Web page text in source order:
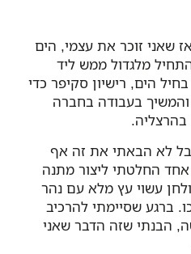
שאני זוכר את עצמי, הים
מלגדול ממש ליד
הים, רישיון סקיפר כדי
בעבודה בחברה
לא הבאתי את זה אף
אחד החלטתי ליצור מתנה
עשוי עץ מלא עם נהר
ברגע שסיימתי להרכיב
הבנתי שזה הדבר שאני